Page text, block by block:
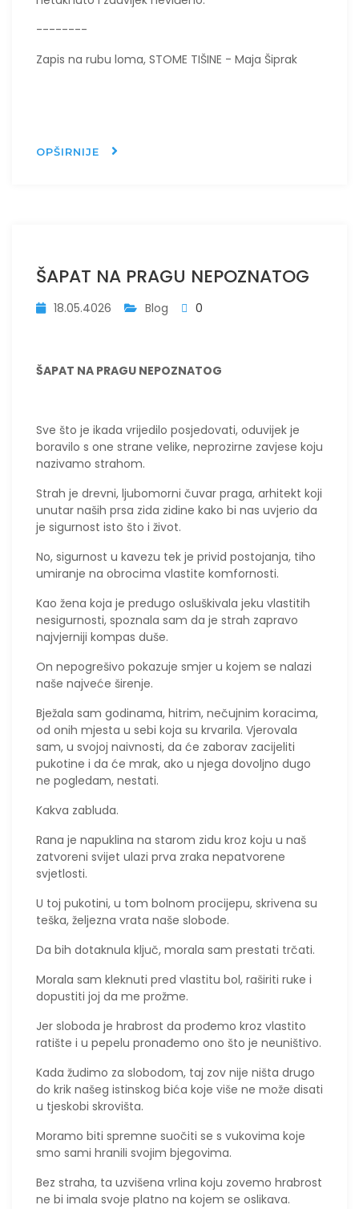
--------
Zapis na rubu loma, STOME TIŠINE - Maja Šiprak
OPŠIRNIJE
ŠAPAT NA PRAGU NEPOZNATOG
18.05.4026 Blog 0
ŠAPAT NA PRAGU NEPOZNATOG
​Sve što je ikada vrijedilo posjedovati, oduvijek je
boravilo s one strane velike, neprozirne zavjese koju
nazivamo strahom.
Strah je drevni, ljubomorni čuvar praga, arhitekt koji
unutar naših prsa zida zidine kako bi nas uvjerio da
je sigurnost isto što i život.
No, sigurnost u kavezu tek je privid postojanja, tiho
umiranje na obrocima vlastite komfornosti.
Kao žena koja je predugo osluškivala jeku vlastitih
nesigurnosti, spoznala sam da je strah zapravo
najvjerniji kompas duše.
On nepogrešivo pokazuje smjer u kojem se nalazi
naše najveće širenje.
​​Bježala sam godinama, hitrim, nečujnim koracima,
od onih mjesta u sebi koja su krvarila. Vjerovala
sam, u svojoj naivnosti, da će zaborav zacijeliti
pukotine i da će mrak, ako u njega dovoljno dugo
ne pogledam, nestati.
Kakva zabluda.
Rana je napuklina na starom zidu kroz koju u naš
zatvoreni svijet ulazi prva zraka nepatvorene
svjetlosti.
U toj pukotini, u tom bolnom procijepu, skrivena su
teška, željezna vrata naše slobode.
​Da bih dotaknula ključ, morala sam prestati trčati.
Morala sam kleknuti pred vlastitu bol, raširiti ruke i
dopustiti joj da me prožme.
Jer sloboda je hrabrost da prođemo kroz vlastito
ratište i u pepelu pronađemo ono što je neuništivo.
Kada žudimo za slobodom, taj zov nije ništa drugo
do krik našeg istinskog bića koje više ne može disati
u tjeskobi skrovišta.
Moramo biti spremne suočiti se s vukovima koje
smo sami hranili svojim bjegovima.
​​Bez straha, ta uzvišena vrlina koju zovemo hrabrost
ne bi imala svoje platno na kojem se oslikava.